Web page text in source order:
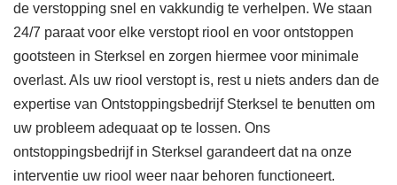
de verstopping snel en vakkundig te verhelpen. We staan
24/7 paraat voor elke verstopt riool en voor ontstoppen
gootsteen in Sterksel en zorgen hiermee voor minimale
overlast. Als uw riool verstopt is, rest u niets anders dan de
expertise van Ontstoppingsbedrijf Sterksel te benutten om
uw probleem adequaat op te lossen. Ons
ontstoppingsbedrijf in Sterksel garandeert dat na onze
interventie uw riool weer naar behoren functioneert.